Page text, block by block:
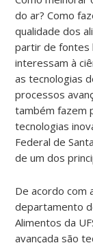
do ar? Como
qualidade dos
partir de fontes
interessam à
as tecnologias
processos
também fazem
tecnologias
Federal de
de um dos
De acordo com
departamento
Alimentos da
avançada são